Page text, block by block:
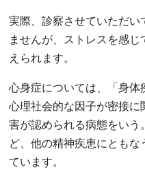
実際、診察させていただい
ませんが、ストレスを感
えられます。
心身症については、「身体
心理社会的な因子が密接
害が認められる病態をいう
ど、他の精神疾患にとも
ています。